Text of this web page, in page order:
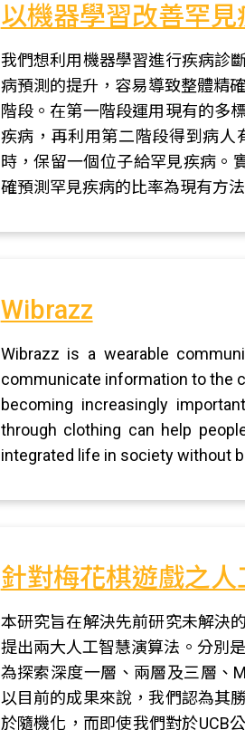
以機器學習改善罕見
我們想利用機器學習進行疾病診
病預測的提升，容易導致整體精
階段。在第一階段運用現有的多
疾病，再利用第二階段得到病
時，保留一個位子給罕見疾病。
確預測罕見疾病的比率為現有方
Wibrazz
Wibrazz is a wearable
communicate information to the
becoming increasingly
through clothing can help
integrated life in society without
針對梅花棋遊戲之
本研究旨在解決先前研究未解決
提出兩大人工智慧演算法。分別
為探索深度一層、兩層及三層、
以目前的成果來說，我們認為其
於隨機化，而即使我們對於UCB